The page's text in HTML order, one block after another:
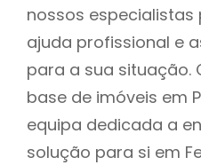
nossos
ajuda profissional e
para a sua situação.
base de imóveis em
equipa dedicada a
solução para si em